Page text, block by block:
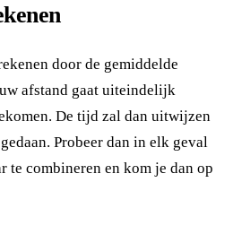
door de gemiddelde
afstand gaat uiteindelijk
De tijd zal dan uitwijzen
Probeer dan in elk geval
te combineren en kom je dan op